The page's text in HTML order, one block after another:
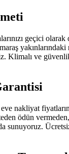
geçici
yakınlarındaki
Klimalı ve
nakliyat
ödün
sunuyoruz.